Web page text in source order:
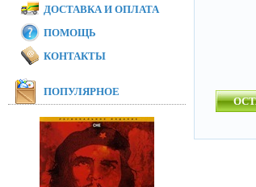
ДОСТАВКА И ОПЛАТА
ПОМОЩЬ
КОНТАКТЫ
ПОПУЛЯРНОЕ